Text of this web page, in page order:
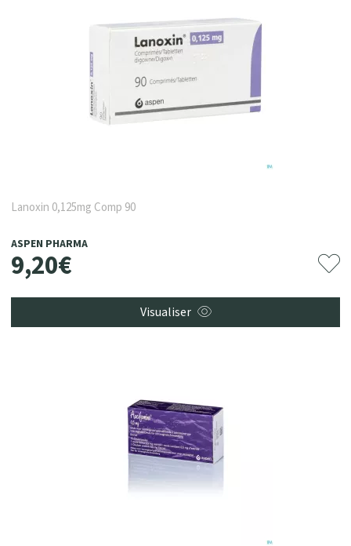
Lanoxin 0,125mg Comp 90
ASPEN PHARMA
9,20€
Visualiser